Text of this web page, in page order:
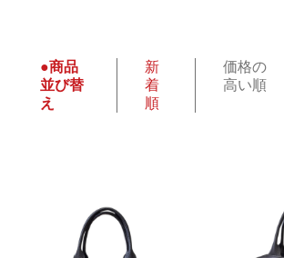
●商品
並び替
え
新
着
順
価格の
高い順